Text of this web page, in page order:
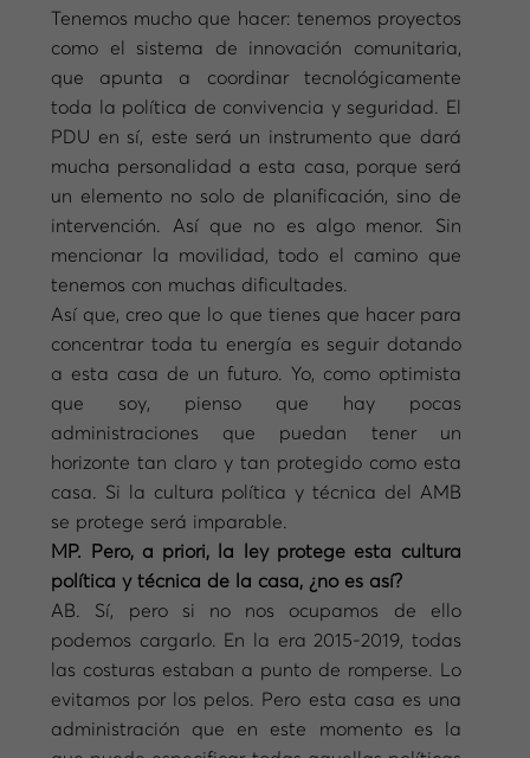
Tenemos mucho que hacer: tenemos proyectos
como el sistema de innovación comunitaria,
que apunta a coordinar tecnológicamente
toda la política de convivencia y seguridad. El
PDU en sí, este será un instrumento que dará
mucha personalidad a esta casa, porque será
un elemento no solo de planificación, sino de
intervención. Así que no es algo menor. Sin
mencionar la movilidad, todo el camino que
tenemos con muchas dificultades.
Así que, creo que lo que tienes que hacer para
concentrar toda tu energía es seguir dotando
a esta casa de un futuro. Yo, como optimista
que soy, pienso que hay pocas
administraciones que puedan tener un
horizonte tan claro y tan protegido como esta
casa. Si la cultura política y técnica del AMB
se protege será imparable.
MP. Pero, a priori, la ley protege esta cultura
política y técnica de la casa, ¿no es así?
AB. Sí, pero si no nos ocupamos de ello
podemos cargarlo. En la era 2015-2019, todas
las costuras estaban a punto de romperse. Lo
evitamos por los pelos. Pero esta casa es una
administración que en este momento es la